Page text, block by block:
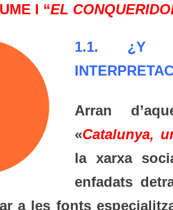
I “EL
1.1. ¿Y
Arran
«Catalunya,
la xarxa
enfadats
a les fonts